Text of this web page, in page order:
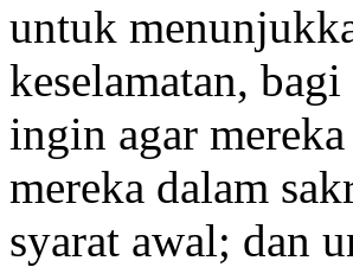
untuk
keselamatan,
ingin agar
mereka dalam
syarat awal; dan